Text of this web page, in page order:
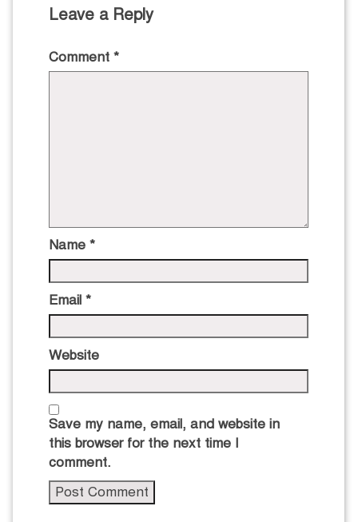
Leave a Reply
Comment *
Name *
Email *
Website
Save my name, email, and website in
this browser for the next time I
comment.